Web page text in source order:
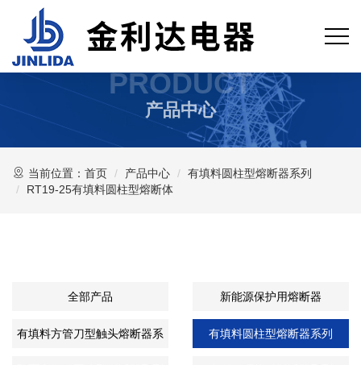
产品中心
PRODUCT
当前位置： 首页 产品中心
有填料圆柱型熔断器系列
RT19-25有填料圆柱型熔断体
全部产品 新能源保护用熔断器
有填料方管刀型触头熔断器系 有填料圆柱型熔断器系列